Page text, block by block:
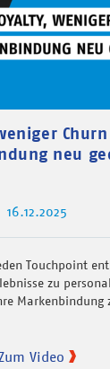
neu
16.12.2025
Touchpoint
zu
Markenbindung
Video